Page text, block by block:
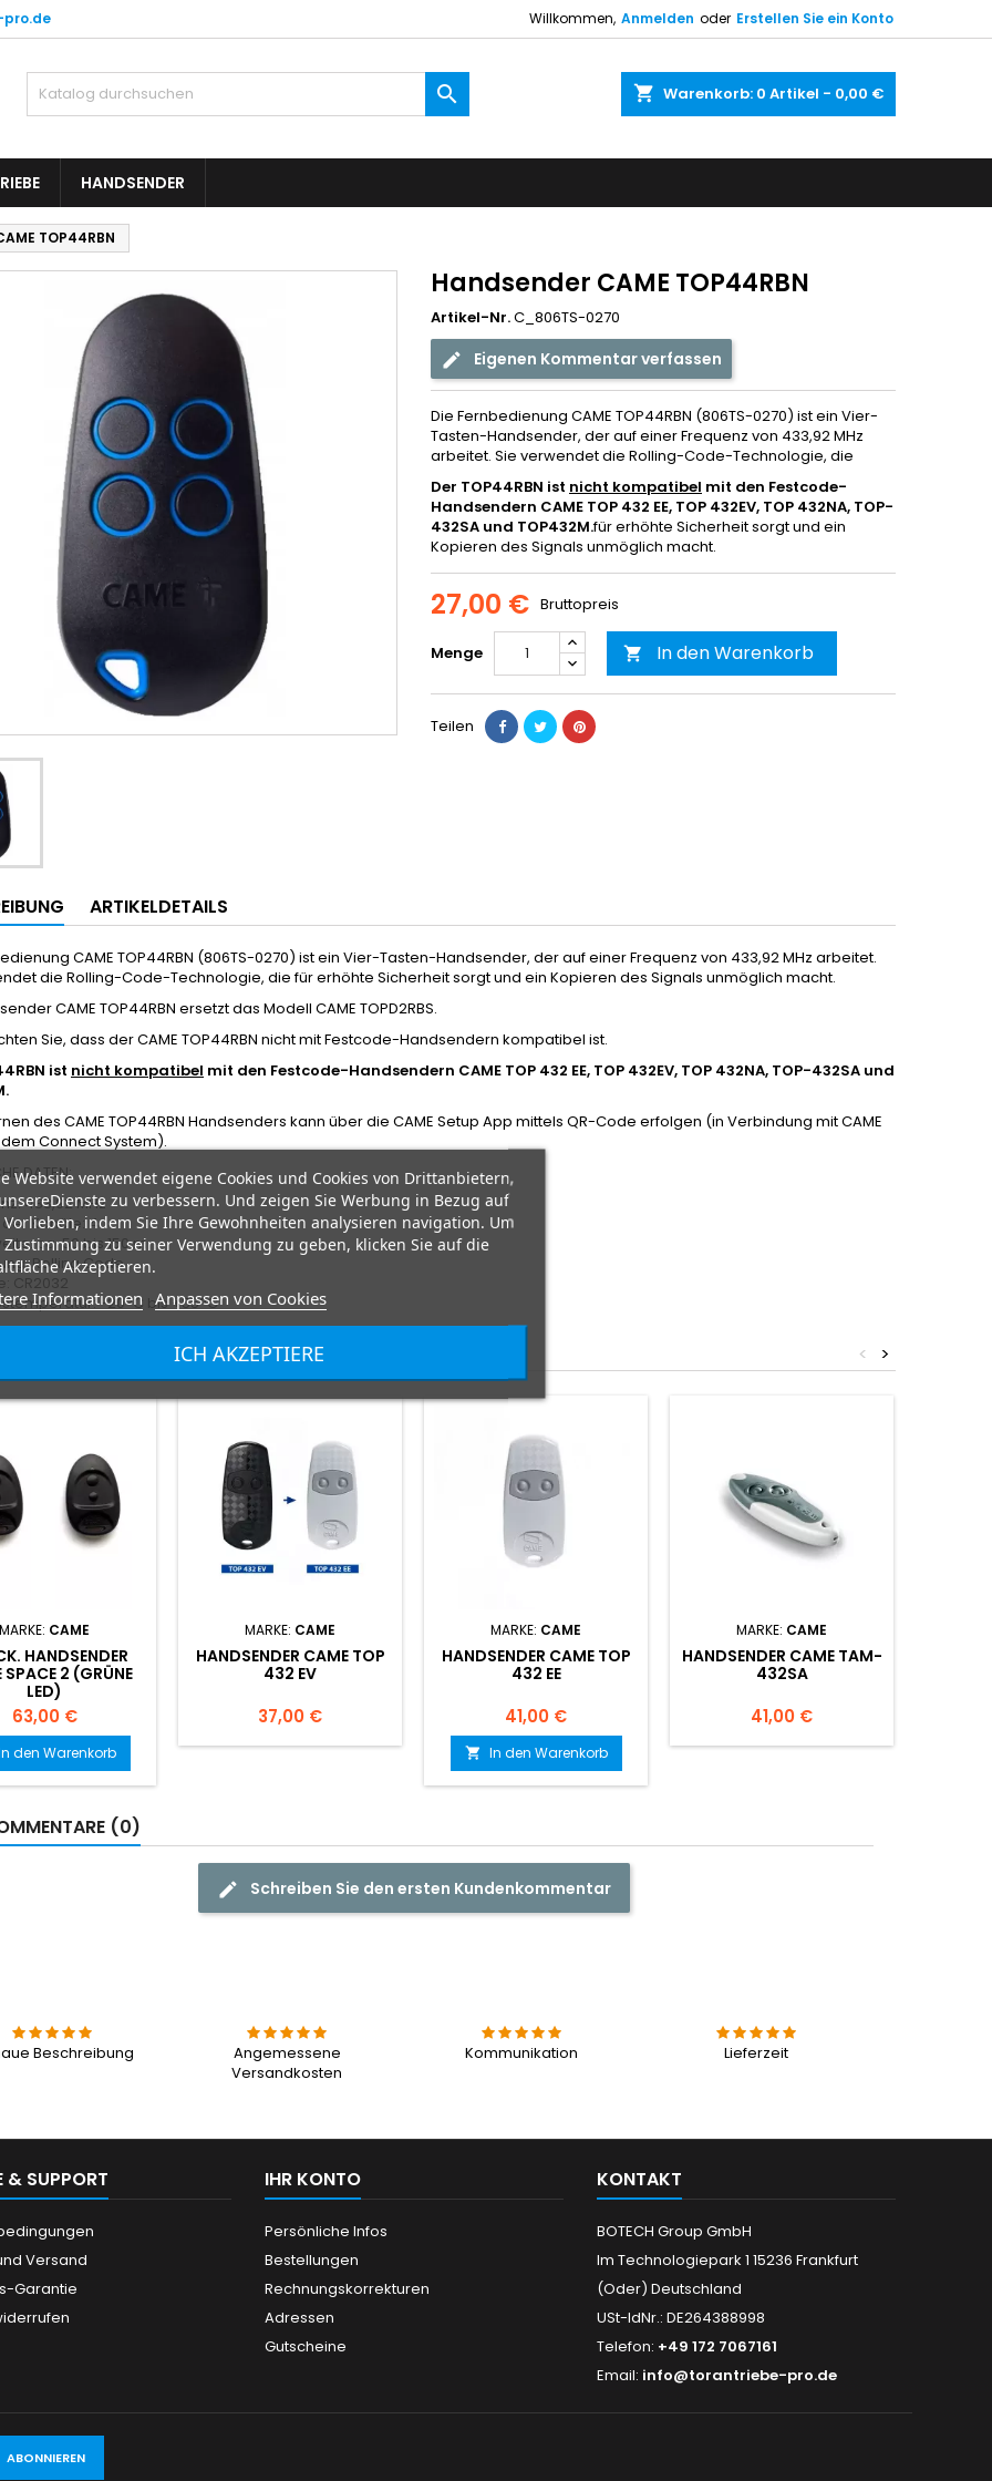
Willkommen, Anmelden oder Erstellen Sie ein Konto
shopping_cart Warenkorb: 0 Artikel - 0,00 €

HANDSENDER
TOP44RBN
Handsender CAME TOP44RBN
Artikel-Nr.C_806TS-0270
Eigenen Kommentar verfassen
Die Fernbedienung CAME TOP44RBN (806TS-0270) ist ein Vier-
Tasten-Handsender, der auf einer Frequenz von 433,92 MHz
arbeitet. Sie verwendet die Rolling-Code-Technologie, die
Der TOP44RBN ist nicht kompatibel mit den Festcode-
Handsendern CAME TOP 432 EE, TOP 432EV, TOP 432NA, TOP-
432SA und TOP432M.für erhöhte Sicherheit sorgt und ein
Kopieren des Signals unmöglich macht.
27,00 € Bruttopreis
Menge  In den Warenkorb
Teilen
ARTIKELDETAILS
CAME TOP44RBN (806TS-0270) ist ein Vier-Tasten-Handsender, der auf einer Frequenz von 433,92 MHz arbeitet.
die Rolling-Code-Technologie, die für erhöhte Sicherheit sorgt und ein Kopieren des Signals unmöglich macht.
CAME TOP44RBN ersetzt das Modell CAME TOPD2RBS.
Sie, dass der CAME TOP44RBN nicht mit Festcode-Handsendern kompatibel ist.
ist nicht kompatibel mit den Festcode-Handsendern CAME TOP 432 EE, TOP 432EV, TOP 432NA, TOP-432SA und
des CAME TOP44RBN Handsenders kann über die CAME Setup App mittels QR-Code erfolgen (in Verbindung mit CAME
Connect System).
DATEN:
433,92 MHz
Kanäle: 4
ca. 50 bis 150 m
Rolling Code
CR2032
-20°C bis +55°C
ARTIKEL IN DER GLEICHEN KATEGORIE: >
<
MARKE: CAME
HANDSENDER
SPACE 2 (GRÜNE
LED)
Preis
63,00 €
den Warenkorb
MARKE: CAME
HANDSENDER CAME TOP
432 EV
Preis
37,00 €
MARKE: CAME
HANDSENDER CAME TOP
432 EE
Preis
41,00 €
 In den Warenkorb
MARKE: CAME
HANDSENDER CAME TAM-
432SA
Preis
41,00 €
(0)
Schreiben Sie den ersten Kundenkommentar
Beschreibung
Angemessene
Versandkosten
Kommunikation Lieferzeit
& SUPPORT
Versand
Garantie
IHR KONTO
Persönliche Infos
Bestellungen
Rechnungskorrekturen
Adressen
Gutscheine
KONTAKT
BOTECH Group GmbH
Im Technologiepark 1 15236 Frankfurt
(Oder) Deutschland
USt-IdNr.: DE264388998
Telefon: +49 172 7067161
Email: info@torantriebe-pro.de
Website verwendet eigene Cookies und Cookies von Drittanbietern,
zu verbessern. Und zeigen Sie Werbung in Bezug auf
indem Sie Ihre Gewohnheiten analysieren navigation. Um
zu seiner Verwendung zu geben, klicken Sie auf die
Akzeptieren.
Informationen Anpassen von Cookies
ICH AKZEPTIERE